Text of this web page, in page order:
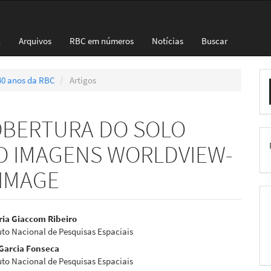
Arquivos RBC em números Notícias Buscar
anos da RBC Artigos
DO SOLO
WORLDVIEW-
Giaccom Ribeiro
Nacional de Pesquisas Espaciais
Fonseca
Nacional de Pesquisas Espaciais